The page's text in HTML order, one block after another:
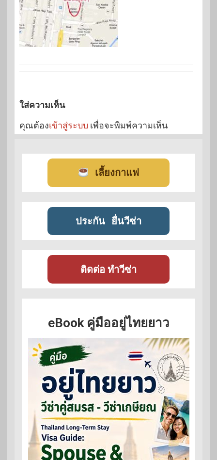
ใส่ความเห็น
คุณต้องเข้าสู่ระบบ เพื่อจะพิมพ์ความเห็น
เลี้ยงกาแฟ
ประกัน ยื่นวีซ่า
ติดต่อ ทำวีซ่า
eBook คู่มืออยู่ไทยยาว